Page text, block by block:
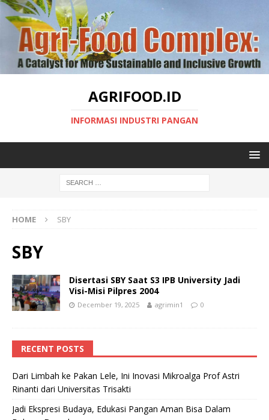
AGRIFOOD.ID
INFORMASI INDUSTRI PANGAN
HOME SBY
SBY
Disertasi SBY Saat S3 IPB University Jadi
Visi-Misi Pilpres 2004
December 19, 2025 agrimin1 0
RECENT POSTS
Dari Limbah ke Pakan Lele, Ini Inovasi Mikroalga Prof Astri
Rinanti dari Universitas Trisakti
Jadi Ekspresi Budaya, Edukasi Pangan Aman Bisa Dalam